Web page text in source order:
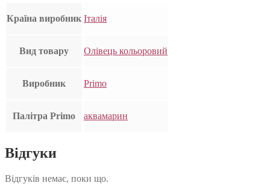
Країна виробник Італія
Вид товару Олівець кольоровий
Виробник Primo
Палітра Primo аквамарин
Відгуки
Відгуків немає, поки що.